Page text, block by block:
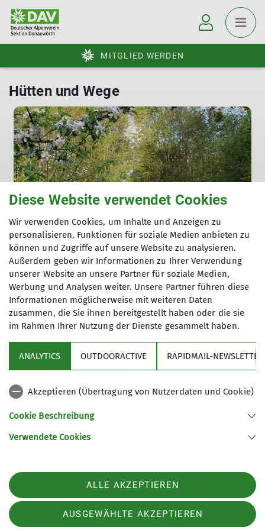
MITGLIED WERDEN
Hütten und Wege
Edelweißweg
Der Edelweißweg ist ein 16 km langer
Rundwanderweg bei Donauwörth – perfekt für alle,
die Natur und Aussicht lieben. In etwa 4 Stunden
erlebst du schattige Wälder, seltene Baumarten,
Aktuelles
Sektion
86609 Donauwörth
Telefon +499068446
Diese Website verwendet Cookies
Wir verwenden Cookies, um Inhalte und Anzeigen zu
personalisieren, Funktionen für soziale Medien anbieten zu
können und Zugriffe auf unsere Website zu analysieren.
Außerdem geben wir Informationen zu Ihrer Verwendung
unserer Website an unsere Partner für soziale Medien,
Werbung und Analysen weiter. Unsere Partner führen diese
Informationen möglicherweise mit weiteren Daten
zusammen, die Sie ihnen bereitgestellt haben oder die sie
im Rahmen Ihrer Nutzung der Dienste gesammelt haben.
ANALYTICS OUTDOORACTIVE RAPIDMAIL-NEWSLETTER
Akzeptieren (Übertragung von Nutzerdaten und Cookie)
Cookie Beschreibung
Verwendete Cookies
ALLE AKZEPTIEREN
AUSGEWÄHLTE AKZEPTIEREN